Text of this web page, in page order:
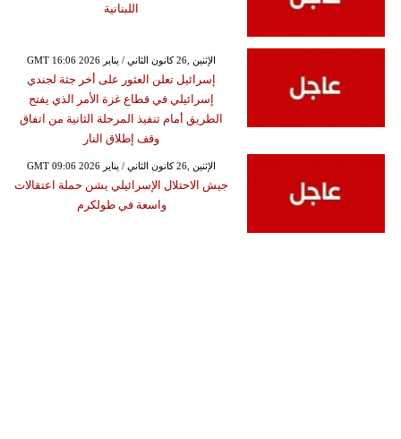
اللبنانية
GMT 16:06 2026 الإثنين ,26 كانون الثاني / يناير
إسرائيل تعلن العثور على أخر جثة لجندي
إسرائيلي في قطاع غزة الأمر الذي يفتح
الطريق أمام تنفيذ المرحلة الثانية من اتفاق
وقف إطلاق النار
GMT 09:06 2026 الإثنين ,26 كانون الثاني / يناير
جيش الاحتلال الإسرائيلي يشن حملة اعتقالات
واسعة في طولكرم